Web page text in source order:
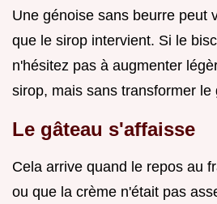
Une génoise sans beurre peut
que le sirop intervient. Si le
n'hésitez pas à augmenter
sirop, mais sans transformer le
Le gâteau s'affaisse
Cela arrive quand le repos au
ou que la crème n'était pas